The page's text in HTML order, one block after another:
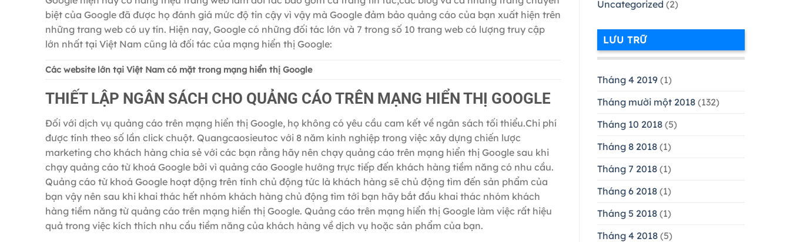
biệt của Google đã được họ đánh giá mức độ tin cậy vì vậy mà Google đảm bảo quảng cáo của bạn xuất hiện trên
những trang web có uy tín. Hiện nay, Google có những đối tác lớn và 7 trong số 10 trang web có lượng truy cập
lớn nhất tại Việt Nam cũng là đối tác của mạng hiển thị Google:
Các website lớn tại Việt Nam có mặt trong mạng hiển thị Google
THIẾT LẬP NGÂN SÁCH CHO QUẢNG CÁO TRÊN MẠNG HIỂN THỊ GOOGLE
Đối với dịch vụ quảng cáo trên mạng hiển thị Google, họ không có yêu cầu cam kết về ngân sách tối thiểu.Chi phí
được tính theo số lần click chuột. Quangcaosieutoc với 8 năm kinh nghiệp trong việc xây dựng chiến lược
marketing cho khách hàng chia sẻ với các bạn rằng hãy nên chạy quảng cáo trên mạng hiển thị Google sau khi
chạy quảng cáo từ khoá Google bởi vì quảng cáo Google hướng trực tiếp đến khách hàng tiềm năng có nhu cầu.
Quảng cáo từ khoá Google hoạt động trên tính chủ động tức là khách hàng sẽ chủ động tìm đến sản phẩm của
bạn vậy nên sau khi khai thác hết nhóm khách hàng chủ động tìm tới bạn hãy bắt đầu khai thác nhóm khách
hàng tiềm năng từ quảng cáo trên mạng hiển thị Google. Quảng cáo trên mạng hiển thị Google làm việc rất hiệu
quả trong việc kích thích nhu cầu tiềm năng của khách hàng về dịch vụ hoặc sản phẩm của bạn.
Uncategorized (2)
LƯU TRỮ
Tháng 4 2019(1)
Tháng mười một 2018(132)
Tháng 10 2018(5)
Tháng 8 2018(1)
Tháng 7 2018(1)
Tháng 6 2018(1)
Tháng 5 2018(1)
Tháng 4 2018(5)